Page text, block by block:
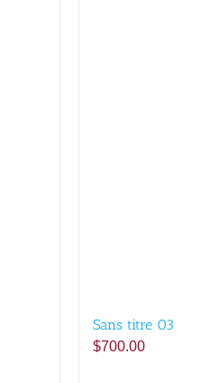
Sans titre 03
$700.00